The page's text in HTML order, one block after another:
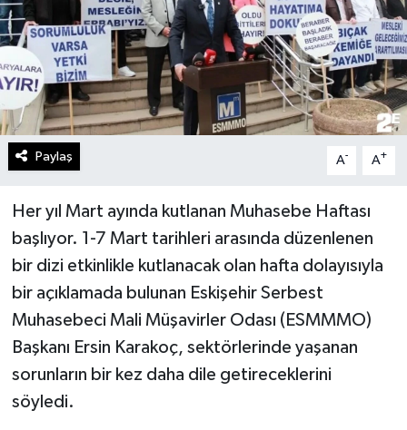
Paylaş A- A+
Her yıl Mart ayında kutlanan Muhasebe Haftası
başlıyor. 1-7 Mart tarihleri arasında düzenlenen
bir dizi etkinlikle kutlanacak olan hafta dolayısıyla
bir açıklamada bulunan Eskişehir Serbest
Muhasebeci Mali Müşavirler Odası (ESMMMO)
Başkanı Ersin Karakoç, sektörlerinde yaşanan
sorunların bir kez daha dile getireceklerini
söyledi.
Politika
Sağlık
Spor
Yaşam
Yurttan